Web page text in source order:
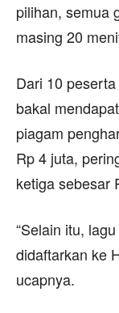
pilihan, semua
masing 20
Dari 10
bakal
piagam
Rp 4 juta,
ketiga sebesar
“Selain itu,
didaftarkan ke
ucapnya.